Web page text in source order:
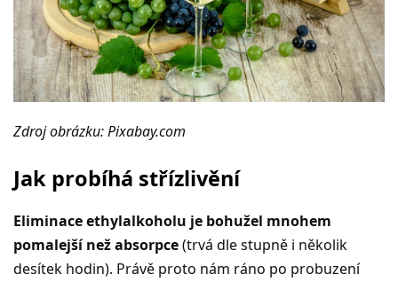
Zdroj obrázku: Pixabay.com
Jak probíhá střízlivění
Eliminace ethylalkoholu je bohužel mnohem
pomalejší než absorpce(trvá dle stupně i několik
desítek hodin). Právě proto nám ráno po probuzení